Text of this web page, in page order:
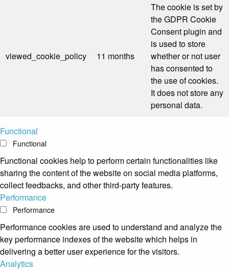
viewed_cookie_policy 11 months
The cookie is set by
the GDPR Cookie
Consent plugin and
is used to store
whether or not user
has consented to
the use of cookies.
It does not store any
personal data.
Functional
Functional
Functional cookies help to perform certain functionalities like
sharing the content of the website on social media platforms,
collect feedbacks, and other third-party features.
Performance
Performance
Performance cookies are used to understand and analyze the
key performance indexes of the website which helps in
delivering a better user experience for the visitors.
Analytics